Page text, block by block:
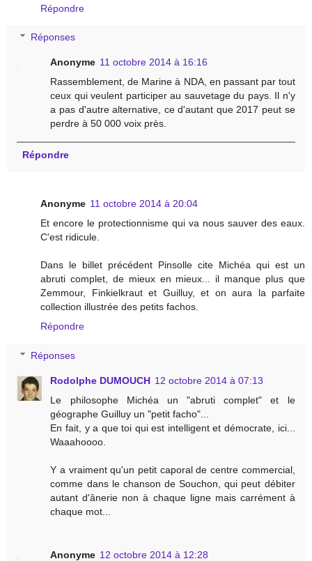
Répondre
Réponses
Anonyme 11 octobre 2014 à 16:16
Rassemblement, de Marine à NDA, en passant par tout
ceux qui veulent participer au sauvetage du pays. Il n'y
a pas d'autre alternative, ce d'autant que 2017 peut se
perdre à 50 000 voix près.
Répondre
Anonyme 11 octobre 2014 à 20:04
Et encore le protectionnisme qui va nous sauver des eaux.
C'est ridicule.
Dans le billet précédent Pinsolle cite Michéa qui est un
abruti complet, de mieux en mieux... il manque plus que
Zemmour, Finkielkraut et Guilluy, et on aura la parfaite
collection illustrée des petits fachos.
Répondre
Réponses
Rodolphe DUMOUCH 12 octobre 2014 à 07:13
Le philosophe Michéa un "abruti complet" et le
géographe Guilluy un "petit facho"...
En fait, y a que toi qui est intelligent et démocrate, ici...
Waaahoooo.
Y a vraiment qu'un petit caporal de centre commercial,
comme dans le chanson de Souchon, qui peut débiter
autant d'ânerie non à chaque ligne mais carrément à
chaque mot...
Anonyme 12 octobre 2014 à 12:28